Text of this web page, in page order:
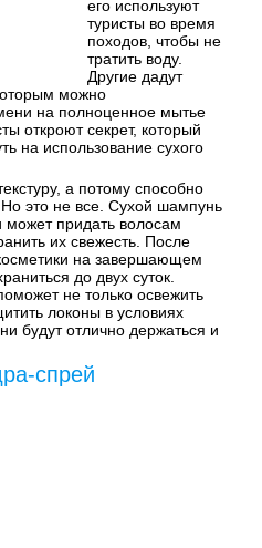
его используют
туристы во время
походов, чтобы не
тратить воду.
Другие дадут
можно
на полноценное мытье
откроют секрет, который
на использование сухого
а потому способно
это не все. Сухой шампунь
придать волосам
их свежесть. После
на завершающем
до двух суток.
не только освежить
локоны в условиях
будут отлично держаться и